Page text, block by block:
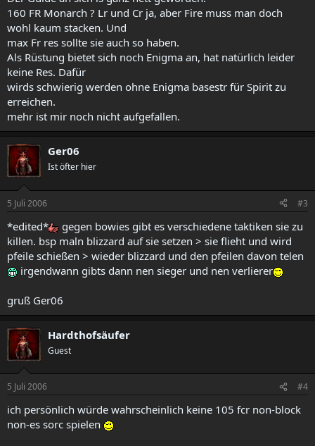
160 FR Monarch ? Lr und Cr ja, aber Fire muss man doch
wohl kaum stacken. Und
max Fr res sollte sie auch so haben.
Als Rüstung bietet sich noch Enigma an, hat natürlich leider
keine Res. Dafür
wirds schwierig werden ohne Enigma basestr für Spirit zu
erreichen.
mehr ist mir noch nicht aufgefallen.
Ger06
Ist öfter hier
5 Juli 2006 #3
*edited*
gegen bowies gibt es verschiedene taktiken sie zu
killen. bsp maln blizzard auf sie setzen > sie flieht und wird
pfeile schießen > wieder blizzard und den pfeilen davon telen
irgendwann gibts dann nen sieger und nen verlierer
gruß Ger06
Hardthofsäufer
Guest
5 Juli 2006 #4
ich persönlich würde wahrscheinlich keine 105 fcr non-block
non-es sorc spielen